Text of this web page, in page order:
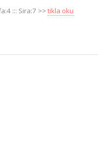
::: Sira:7 >>tikla oku